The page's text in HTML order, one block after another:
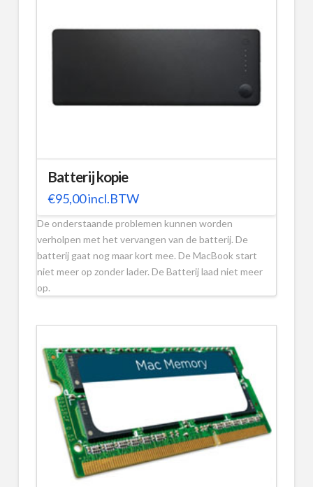
Batterij kopie
€95,00incl.BTW
De onderstaande problemen kunnen worden
verholpen met het vervangen van de batterij. De
batterij gaat nog maar kort mee. De MacBook start
niet meer op zonder lader. De Batterij laad niet meer
op.